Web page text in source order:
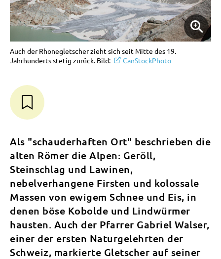
Auch der Rhonegletscher zieht sich seit Mitte des 19.
Jahrhunderts stetig zurück. Bild:
CanStockPhoto
Als "schauderhaften Ort" beschrieben die
alten Römer die Alpen: Geröll,
Steinschlag und Lawinen,
nebelverhangene Firsten und kolossale
Massen von ewigem Schnee und Eis, in
denen böse Kobolde und Lindwürmer
hausten. Auch der Pfarrer Gabriel Walser,
einer der ersten Naturgelehrten der
Schweiz, markierte Gletscher auf seiner